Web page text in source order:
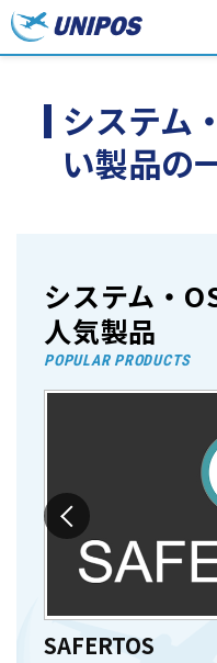
システム
い製品の
システム・
人気製品
POPULAR PRODUCTS
SAFERTOS